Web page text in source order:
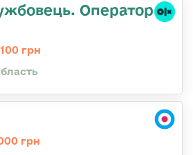
Оператор
грн
грн